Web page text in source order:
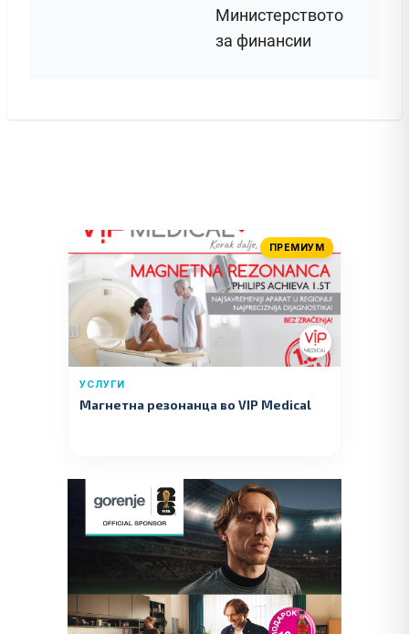
Министерството
за финансии
ПРЕМИУМ
УСЛУГИ
Магнетна резонанца во VIP Medical